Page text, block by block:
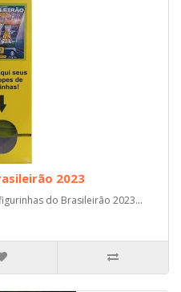
2023
do Brasileirão 2023...